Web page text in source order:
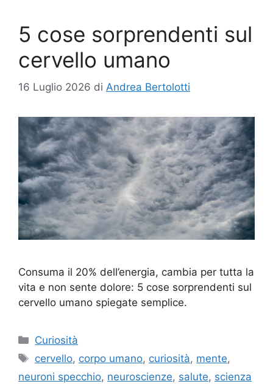
5 cose sorprendenti sul
cervello umano
16 Luglio 2026 di Andrea Bertolotti
Consuma il 20% dell’energia, cambia per tutta la
vita e non sente dolore: 5 cose sorprendenti sul
cervello umano spiegate semplice.
Categorie
Curiosità
Tag
cervello, corpo umano, curiosità, mente,
neuroni specchio, neuroscienze, salute, scienza